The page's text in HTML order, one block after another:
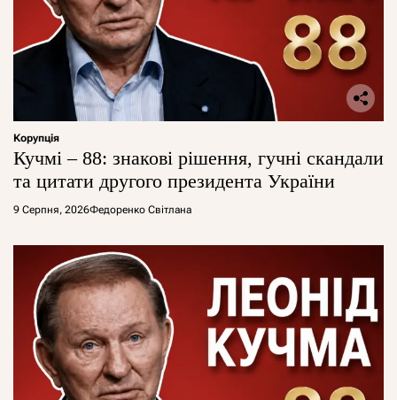
Корупція
Кучмі – 88: знакові рішення, гучні скандали
та цитати другого президента України
9 Серпня, 2026Федоренко Світлана